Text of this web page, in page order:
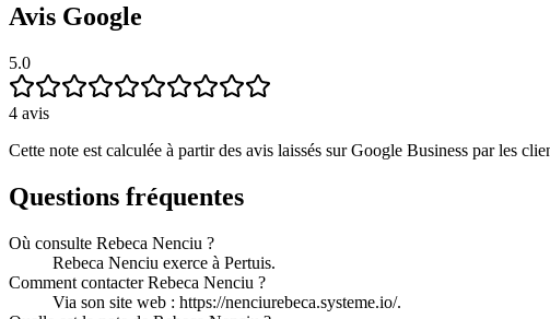
Avis Google
5.0
4 avis
Cette note est calculée à partir des avis laissés sur Google Business par les
Questions fréquentes
Où consulte Rebeca Nenciu ?
Rebeca Nenciu exerce à Pertuis.
Comment contacter Rebeca Nenciu ?
Via son site web : https://nenciurebeca.systeme.io/.